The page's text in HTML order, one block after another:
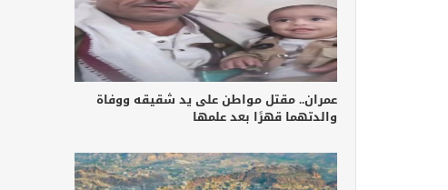
عمران.. مقتل مواطن على يد شقيقه ووفاة
والدتهما قهرًا بعد علمها